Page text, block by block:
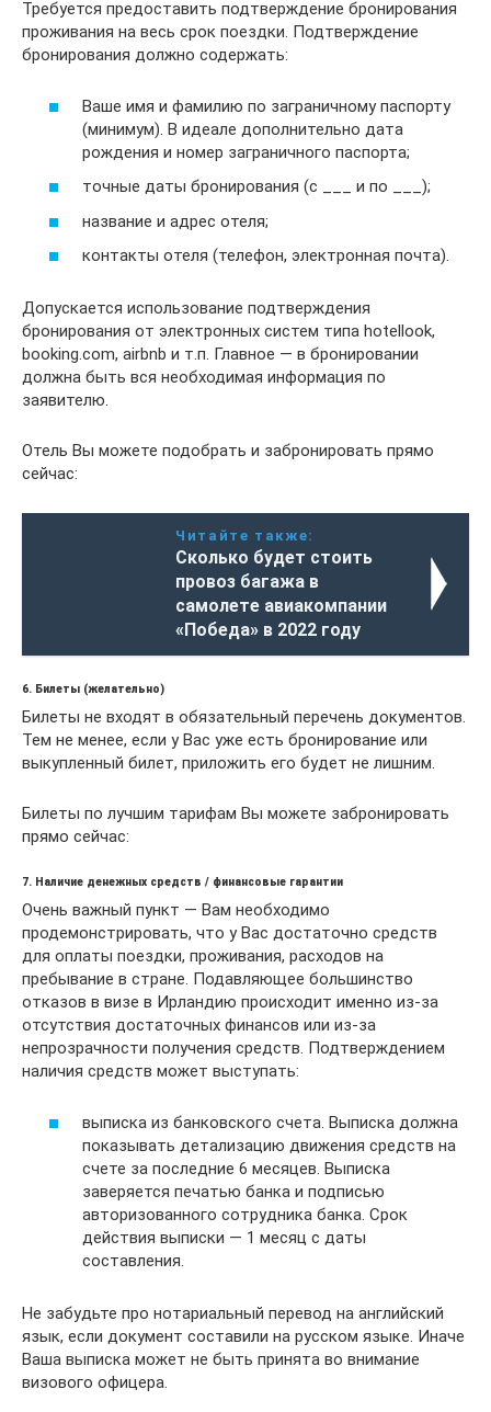
Требуется предоставить подтверждение бронирования
проживания на весь срок поездки. Подтверждение
бронирования должно содержать:
Ваше имя и фамилию по заграничному паспорту
(минимум). В идеале дополнительно дата
рождения и номер заграничного паспорта;
точные даты бронирования (с ___ и по ___);
название и адрес отеля;
контакты отеля (телефон, электронная почта).
Допускается использование подтверждения
бронирования от электронных систем типа hotellook,
booking.com, airbnb и т.п. Главное — в бронировании
должна быть вся необходимая информация по
заявителю.
Отель Вы можете подобрать и забронировать прямо
сейчас:
Читайте также:
Сколько будет стоить
провоз багажа в
самолете авиакомпании
«Победа» в 2022 году
6. Билеты (желательно)
Билеты не входят в обязательный перечень документов.
Тем не менее, если у Вас уже есть бронирование или
выкупленный билет, приложить его будет не лишним.
Билеты по лучшим тарифам Вы можете забронировать
прямо сейчас:
7. Наличие денежных средств / финансовые гарантии
Очень важный пункт — Вам необходимо
продемонстрировать, что у Вас достаточно средств
для оплаты поездки, проживания, расходов на
пребывание в стране. Подавляющее большинство
отказов в визе в Ирландию происходит именно из-за
отсутствия достаточных финансов или из-за
непрозрачности получения средств. Подтверждением
наличия средств может выступать:
выписка из банковского счета. Выписка должна
показывать детализацию движения средств на
счете за последние 6 месяцев. Выписка
заверяется печатью банка и подписью
авторизованного сотрудника банка. Срок
действия выписки — 1 месяц с даты
составления.
Не забудьте про нотариальный перевод на английский
язык, если документ составили на русском языке. Иначе
Ваша выписка может не быть принята во внимание
визового офицера.